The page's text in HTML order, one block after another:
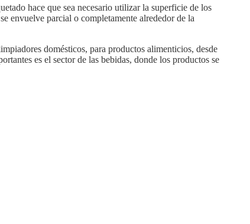
hace que sea necesario utilizar la superficie de los
envuelve parcial o completamente alrededor de la
domésticos, para productos alimenticios, desde
es el sector de las bebidas, donde los productos se
los sistemas pueden funcionar sincronizados con la rueda
sostenerse por sí mismos, como los cartuchos.
es necesario lograr altas velocidades y rendimientos.
envolvente con la posición de una etiqueta de tapa
en múltiples industrias.